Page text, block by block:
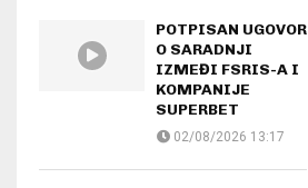
POTPISAN UGOVOR
O SARADNJI
IZMEĐI FSRIS-A I
KOMPANIJE
SUPERBET
02/08/2026 13:17